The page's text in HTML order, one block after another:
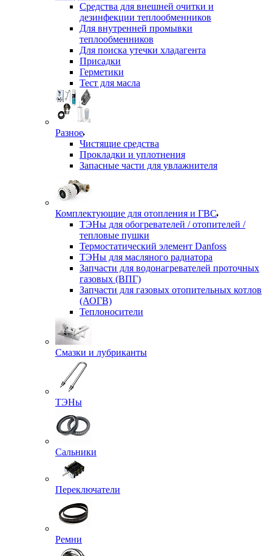
Средства для внешней очитки и
дезинфекции теплообменников
Для внутренней промывки
теплообменников
Для поиска утечки хладагента
Присадки
Герметики
Тест для масла
Разное
Чистящие средства
Прокладки и уплотнения
Запасные части для увлажнителя
Комплектующие для отопления и ГВС
ТЭНы для обогревателей / отопителей /
тепловые пушки
Термостатический элемент Danfoss
ТЭНы для масляного радиатора
Запчасти для водонагревателей проточных
газовых (ВПГ)
Запчасти для газовых отопительных котлов
(АОГВ)
Теплоносители
Смазки и лубриканты
ТЭНы
Сальники
Переключатели
Ремни